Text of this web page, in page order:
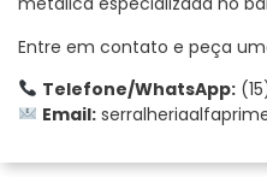
Entre em contato e peça
Telefone/WhatsApp:
Email: